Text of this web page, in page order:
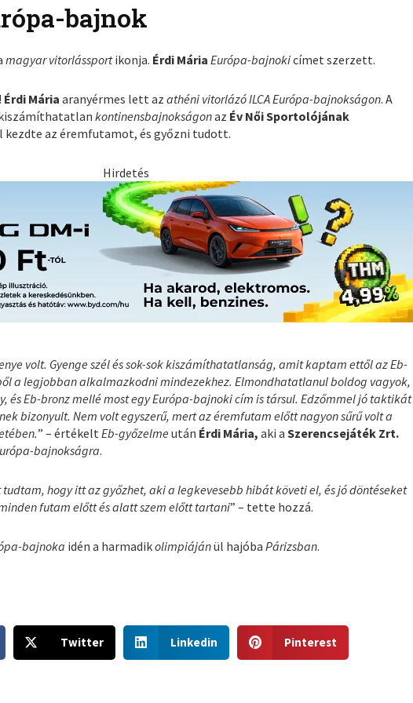
bajnok
magyar vitorlássportikonja. Érdi MáriaEurópa-bajnokicímet szerzett.
! Érdi Mária aranyérmes lett azathéni vitorlázóILCA Európa-bajnokságon. A
kiszámíthatatlankontinensbajnokságonaz Év Női Sportolójának
az éremfutamot, és győzni tudott.
Hirdetés
volt. Gyenge szél és sok-sok kiszámíthatatlanság, amit kaptam ettől az Eb-
a legjobban alkalmazkodni mindezekhez. Elmondhatatlanul boldog vagyok,
és Eb-bronz mellé most egy Európa-bajnoki cím is társul. Edzőmmel jó taktikát
bizonyult. Nem volt egyszerű, mert az éremfutam előtt nagyon sűrű volt a
” – értékeltEb-győzelme után Érdi Mária, aki aSzerencsejáték Zrt.
bajnokságra.
hogy itt az győzhet, aki a legkevesebb hibát követi el, és jó döntéseket
futam előtt és alatt szem előtt tartani” – tette hozzá.
bajnoka idén a harmadikolimpiájánül hajóbaPárizsban.
h
Twitter
h
Linkedin
h
Pinterest